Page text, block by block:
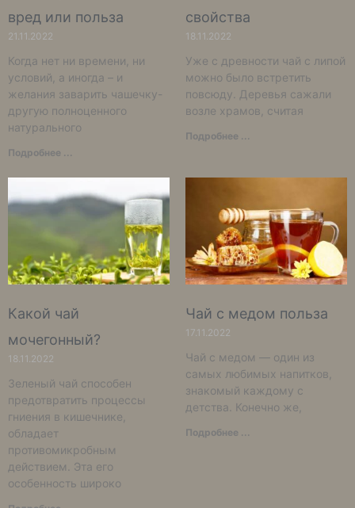
вред или польза
21.11.2022
Когда нет ни времени, ни
условий, а иногда – и
желания заварить чашечку-
другую полноценного
натурального
Подробнее ...
свойства
18.11.2022
Уже с древности чай с липой
можно было встретить
повсюду. Деревья сажали
возле храмов, считая
Подробнее ...
Какой чай
мочегонный?
18.11.2022
Зеленый чай способен
предотвратить процессы
гниения в кишечнике,
обладает
противомикробным
действием. Эта его
особенность широко
Чай с медом польза
17.11.2022
Чай с медом — один из
самых любимых напитков,
знакомый каждому с
детства. Конечно же,
Подробнее ...